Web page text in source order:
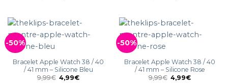
-50%
Bracelet Apple Watch 38 / 40
/ 41 mm – Silicone Bleu
9,99€ 4,99€
-50%
Bracelet Apple Watch 38 / 40
/ 41 mm – Silicone Rose
9,99€ 4,99€